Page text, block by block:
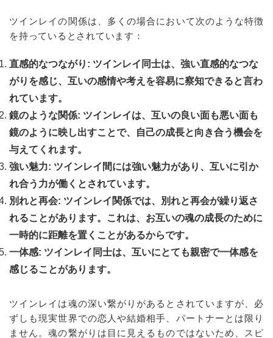
ツインレイの関係は、多くの場合において次のような特徴
を持っているとされています：
直感的なつながり: ツインレイ同士は、強い直感的なつな
がりを感じ、互いの感情や考えを容易に察知できると言わ
れています。
鏡のような関係: ツインレイは、互いの良い面も悪い面も
鏡のように映し出すことで、自己の成長と向き合う機会を
与えてくれます。
強い魅力: ツインレイ間には強い魅力があり、互いに引か
れ合う力が働くとされています。
別れと再会: ツインレイ関係では、別れと再会が繰り返さ
れることがあります。これは、お互いの魂の成長のために
一時的に距離を置くことがあるからです。
一体感: ツインレイ同士は、互いにとても親密で一体感を
感じることがあります。
ツインレイは魂の深い繋がりがあるとされていますが、必
ずしも現実世界での恋人や結婚相手、パートナーとは限り
ません。魂の繋がりは目に見えるものではないため、スピ